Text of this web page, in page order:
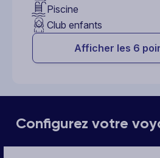
Piscine
Club enfants
Afficher les 6
Configurez votre